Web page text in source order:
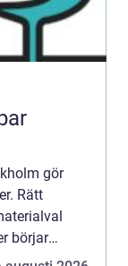
gör
Rätt
börjar